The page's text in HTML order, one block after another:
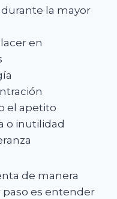
la mayor
en
el apetito
o inutilidad
de manera
paso es entender